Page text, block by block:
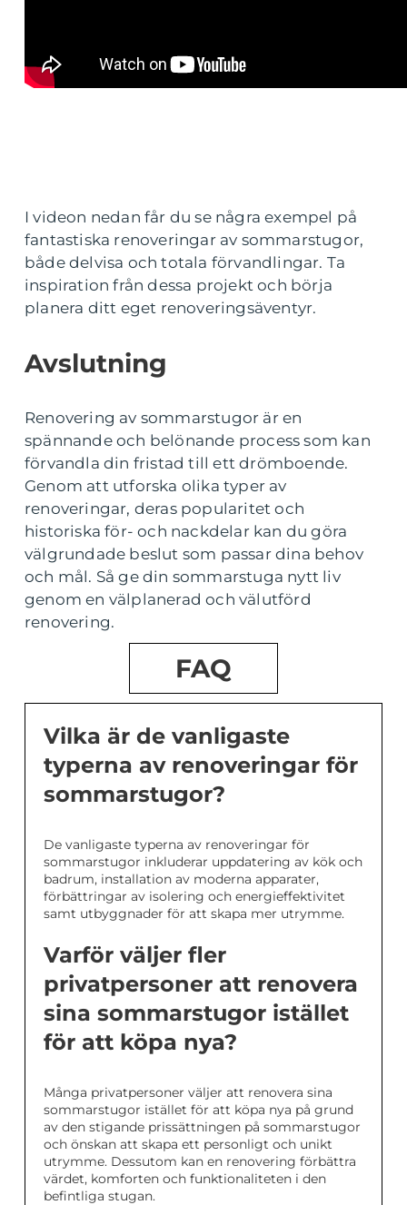
I videon nedan får du se några exempel på
fantastiska renoveringar av sommarstugor,
både delvisa och totala förvandlingar. Ta
inspiration från dessa projekt och börja
planera ditt eget renoveringsäventyr.
Avslutning
Renovering av sommarstugor är en
spännande och belönande process som kan
förvandla din fristad till ett drömboende.
Genom att utforska olika typer av
renoveringar, deras popularitet och
historiska för- och nackdelar kan du göra
välgrundade beslut som passar dina behov
och mål. Så ge din sommarstuga nytt liv
genom en välplanerad och välutförd
renovering.
FAQ
Vilka är de vanligaste
typerna av renoveringar för
sommarstugor?
De vanligaste typerna av renoveringar för
sommarstugor inkluderar uppdatering av kök och
badrum, installation av moderna apparater,
förbättringar av isolering och energieffektivitet
samt utbyggnader för att skapa mer utrymme.
Varför väljer fler
privatpersoner att renovera
sina sommarstugor istället
för att köpa nya?
Många privatpersoner väljer att renovera sina
sommarstugor istället för att köpa nya på grund
av den stigande prissättningen på sommarstugor
och önskan att skapa ett personligt och unikt
utrymme. Dessutom kan en renovering förbättra
värdet, komforten och funktionaliteten i den
befintliga stugan.